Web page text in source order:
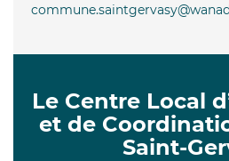
Le Centre Local
et de
Saint-